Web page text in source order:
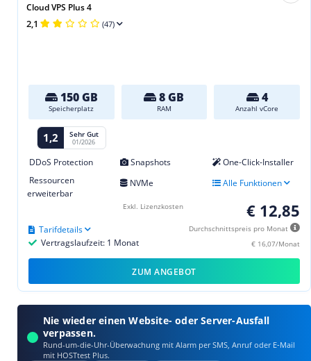
Cloud VPS Plus 4
2,1 (47)
150 GB
Speicherplatz
8 GB
RAM
4
Anzahl vCore
1,2 Sehr Gut
01/2026
DDoS Protection Snapshots
One-Click-Installer
Ressourcen
erweiterbar
NVMe Alle Funktionen
€ 12,85
Durchschnittspreis pro Monat
€ 16,07/Monat
Vertragslaufzeit: 1 Monat
Tarifdetails
Exkl. Lizenzkosten
ZUM ANGEBOT
Nie wieder einen Website- oder Server-Ausfall
verpassen.
Rund-um-die-Uhr-Überwachung mit Alarm per SMS, Anruf oder E‑Mail
mit HOSTtest Plus.